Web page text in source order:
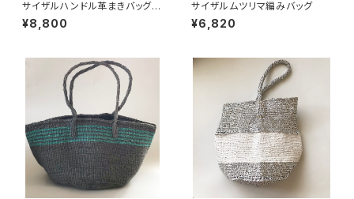
サイザルハンドル革まきバッグ
(ターコイズ)
¥8,800
サイザルムツリマ編みバッグ
¥6,820